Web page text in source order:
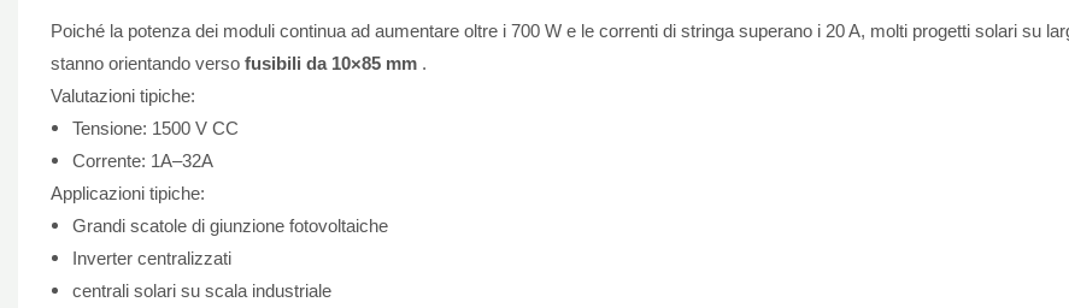
Poiché la potenza dei moduli continua ad aumentare oltre i 700 W e le correnti di stringa superano i 20 A, molti progetti solari su
stanno orientando verso fusibili da 10×85 mm.
Valutazioni tipiche:
Tensione: 1500 V CC
Corrente: 1A–32A
Applicazioni tipiche:
Grandi scatole di giunzione fotovoltaiche
Inverter centralizzati
centrali solari su scala industriale